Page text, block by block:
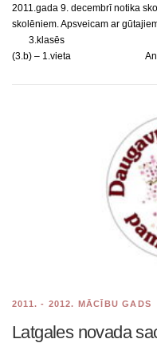
2011.gada 9. decembrī notika
skolēniem. Apsveicam ar
3.klasēs
(3.b) – 1.vieta Annu
2011. - 2012. MĀCĪBU GADS
Latgales novada